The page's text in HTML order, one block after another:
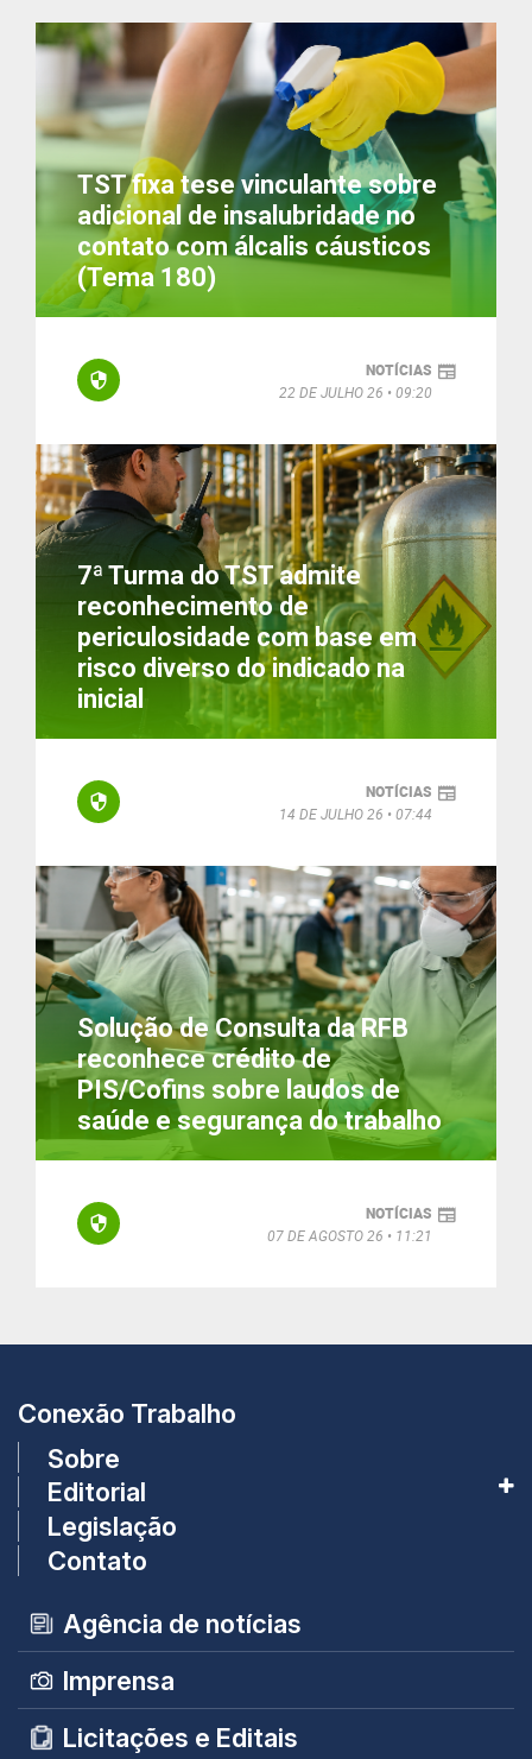
TST fixa tese vinculante sobre
adicional de insalubridade no
contato com álcalis cáusticos
(Tema 180)
NOTÍCIAS
22 DE JULHO 26
09:20
7ª Turma do TST admite
reconhecimento de
periculosidade com base em
risco diverso do indicado na
inicial
NOTÍCIAS
14 DE JULHO 26
07:44
Solução de Consulta da RFB
reconhece crédito de
PIS/Cofins sobre laudos de
saúde e segurança do trabalho
NOTÍCIAS
07 DE AGOSTO 26
11:21
Conexão Trabalho
Sobre
Editorial
Legislação
Contato
Agência de notícias
Imprensa
Licitações e Editais